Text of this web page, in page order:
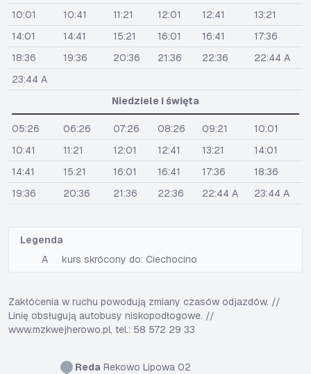
Reda Rekowo Lipowa 02
10:01
10:41 11:21 12:01 12:41
13:21
14:01
14:41 15:21 16:01 16:41
17:36
18:36
19:36 20:36 21:36 22:36
22:44 A
23:44 A
Niedziele i święta
05:26 06:26 07:26 08:26 09:21
10:01
10:41
11:21 12:01 12:41 13:21
14:01
14:41
15:21 16:01 16:41 17:36
18:36
19:36
20:36 21:36 22:36 22:44 A 23:44 A
Legenda
A
kurs skrócony do: Ciechocino
Zakłócenia w ruchu powodują zmiany czasów odjazdów. //
Linię obsługują autobusy niskopodłogowe. //
www.mzkwejherowo.pl, tel.: 58 572 29 33